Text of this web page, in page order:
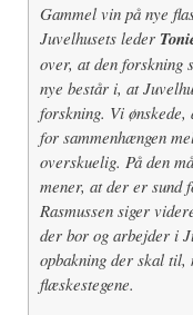
Gammel vin på nye
Juvelhusets leder
over, at den forskning
nye består i, at
forskning. Vi ønskede,
for sammenhængen
overskuelig. På den
mener, at der er sund
Rasmussen siger
der bor og arbejder i
opbakning der skal til,
flæskestegene.